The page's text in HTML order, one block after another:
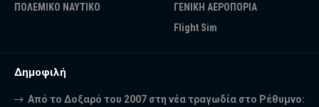
ΠΟΛΕΜΙΚΟ ΝΑΥΤΙΚΟ
ΓΕΝΙΚΗ ΑΕΡΟΠΟΡΙΑ
Flight Sim
Δημοφιλή
Από το Δοξαρό του 2007 στη νέα τραγωδία στο Ρέθυμνο: